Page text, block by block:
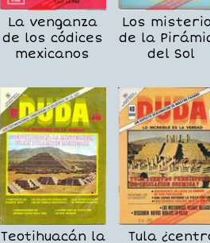
La venganza
de los códices
mexicanos
Los
de la
del Sol
Teotihuacán la Tula